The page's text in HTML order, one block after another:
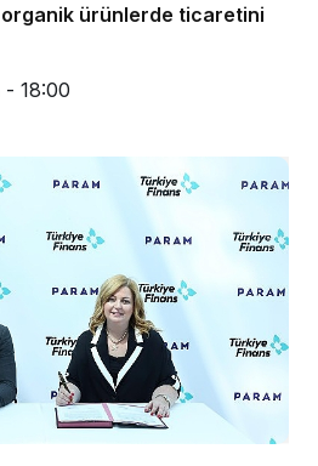
ürünlerde ticaretini
- 18:00